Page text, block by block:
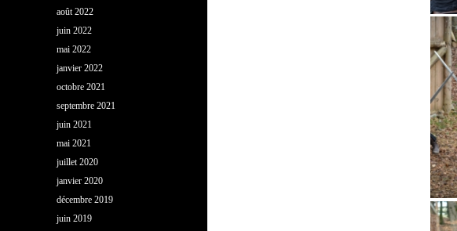
août 2022
juin 2022
mai 2022
janvier 2022
octobre 2021
septembre 2021
juin 2021
mai 2021
juillet 2020
janvier 2020
décembre 2019
juin 2019